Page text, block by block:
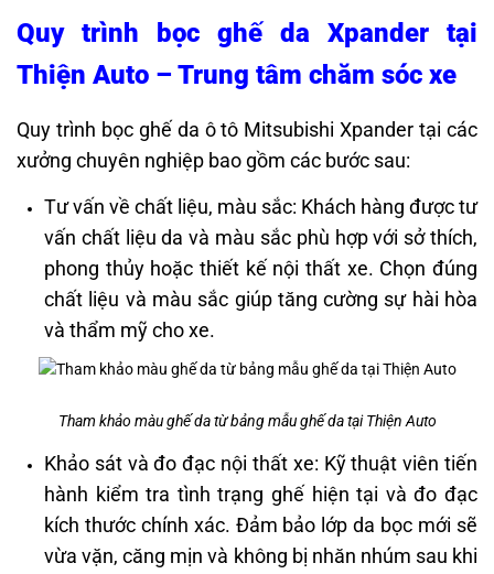
Quy trình bọc ghế da Xpander tại
Thiện Auto – Trung tâm chăm sóc xe
​Quy trình bọc ghế da ô tô Mitsubishi Xpander tại các
xưởng chuyên nghiệp bao gồm các bước sau:​
Tư vấn về chất liệu, màu sắc: Khách hàng được tư
vấn chất liệu da và màu sắc phù hợp với sở thích,
phong thủy hoặc thiết kế nội thất xe. Chọn đúng
chất liệu và màu sắc giúp tăng cường sự hài hòa
và thẩm mỹ cho xe.
Tham khảo màu ghế da từ bảng mẫu ghế da tại Thiện Auto
Khảo sát và đo đạc nội thất xe: Kỹ thuật viên tiến
hành kiểm tra tình trạng ghế hiện tại và đo đạc
kích thước chính xác. Đảm bảo lớp da bọc mới sẽ
vừa vặn, căng mịn và không bị nhăn nhúm sau khi